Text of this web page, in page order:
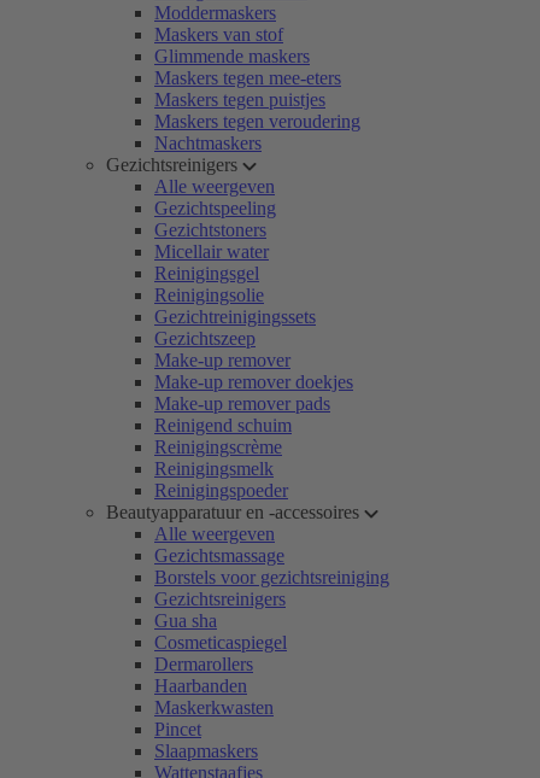
Moddermaskers
Maskers van stof
Glimmende maskers
Maskers tegen mee-eters
Maskers tegen puistjes
Maskers tegen veroudering
Nachtmaskers
Gezichtsreinigers
Alle weergeven
Gezichtspeeling
Gezichtstoners
Micellair water
Reinigingsgel
Reinigingsolie
Gezichtreinigingssets
Gezichtszeep
Make-up remover
Make-up remover doekjes
Make-up remover pads
Reinigend schuim
Reinigingscrème
Reinigingsmelk
Reinigingspoeder
Beautyapparatuur en -accessoires
Alle weergeven
Gezichtsmassage
Borstels voor gezichtsreiniging
Gezichtsreinigers
Gua sha
Cosmeticaspiegel
Dermarollers
Haarbanden
Maskerkwasten
Pincet
Slaapmaskers
Wattenstaafjes